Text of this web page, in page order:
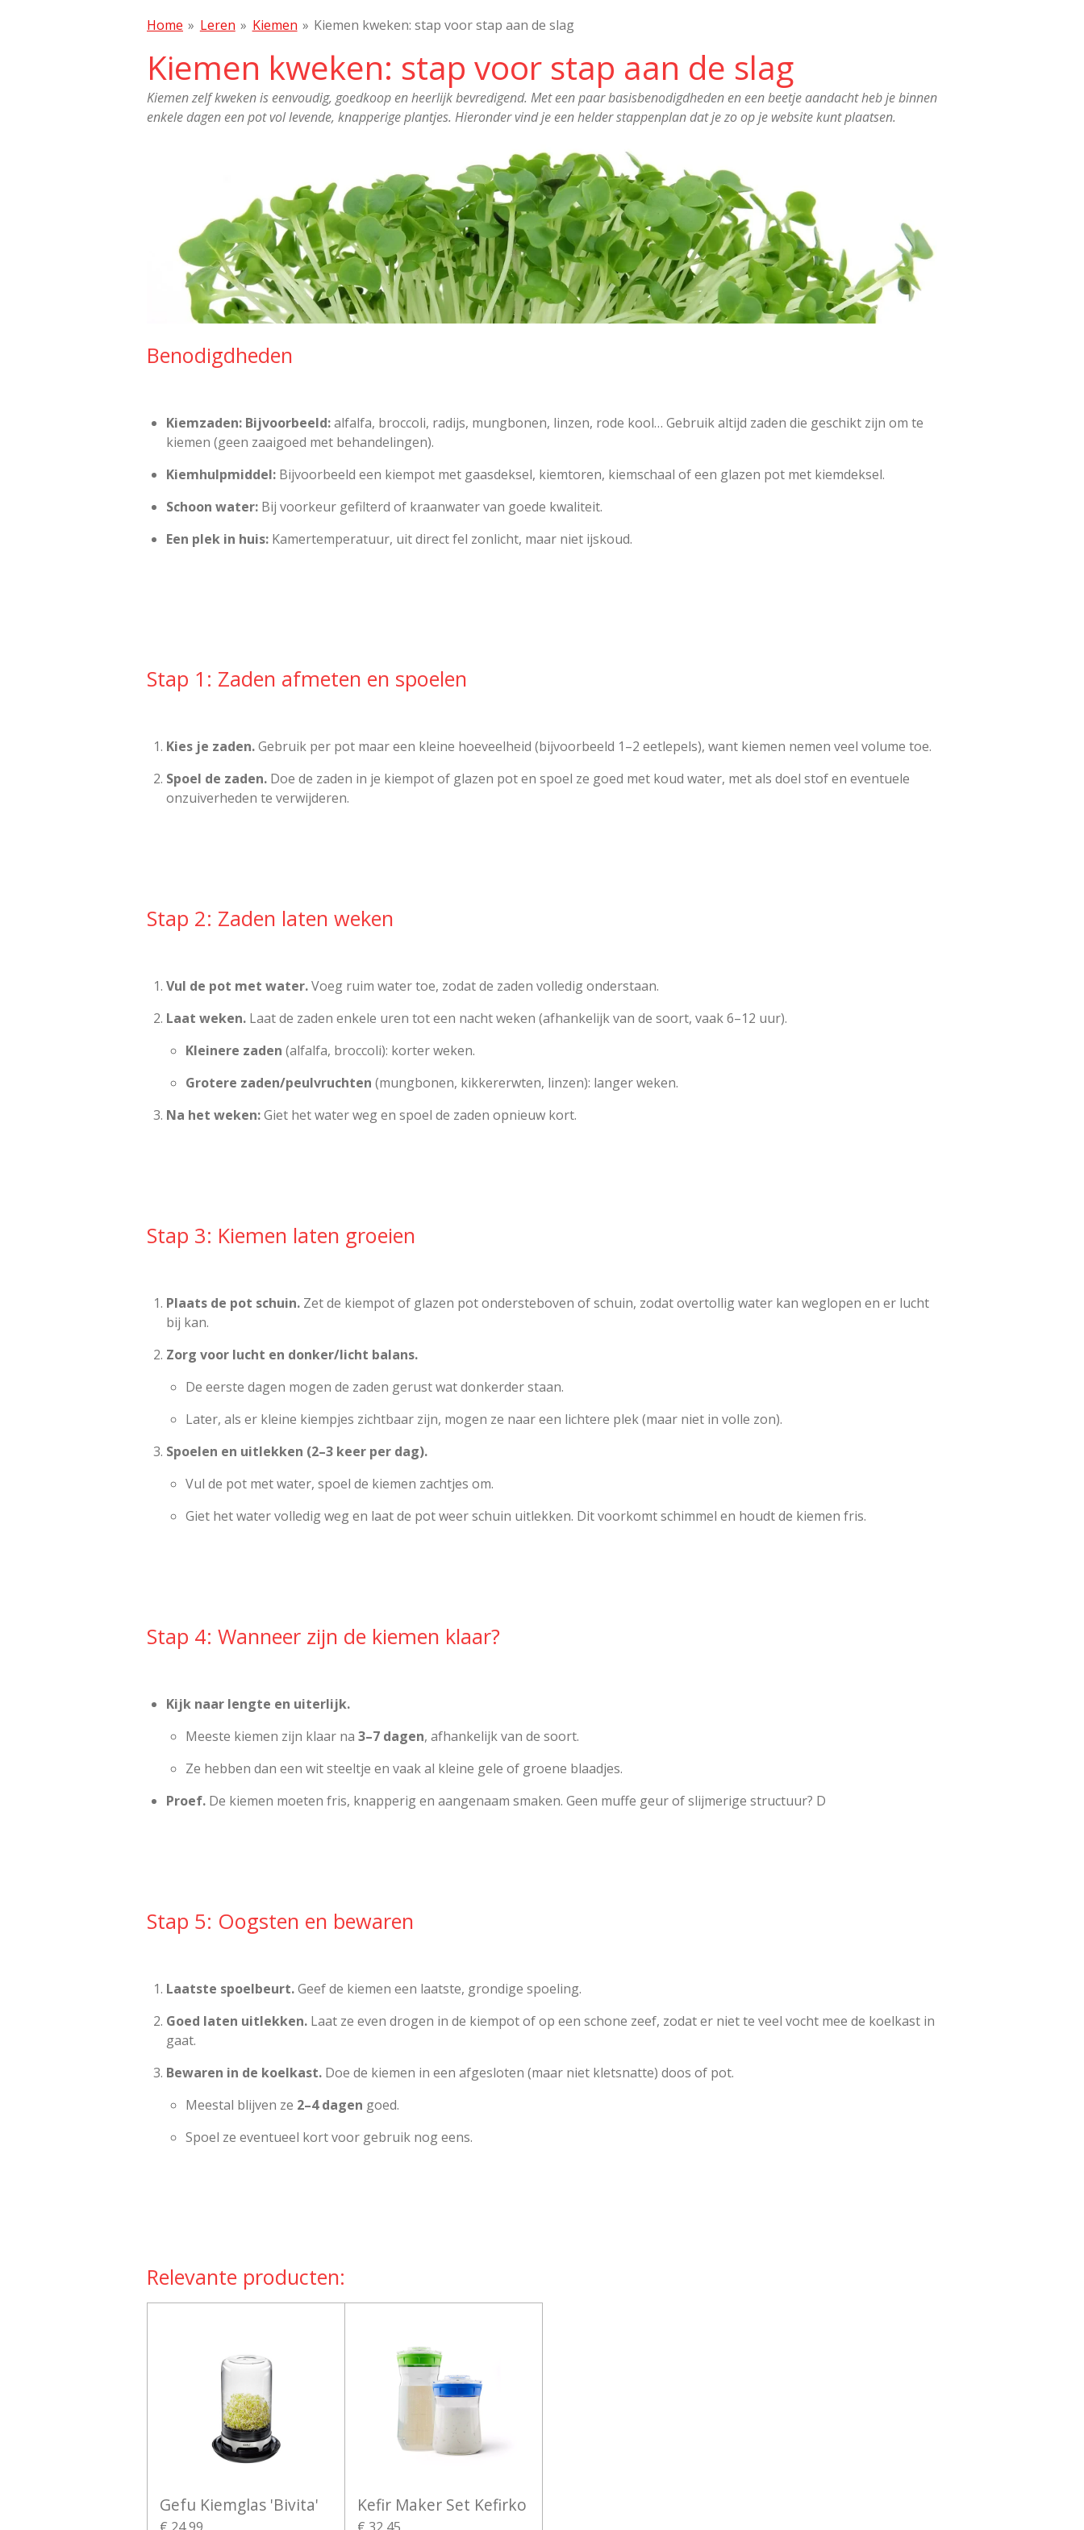
Home » Leren » Kiemen » Kiemen kweken: stap voor stap aan de slag
Kiemen kweken: stap voor stap aan de slag
Kiemen zelf kweken is eenvoudig, goedkoop en heerlijk bevredigend. Met een paar basisbenodigdheden en een beetje aandacht heb je binnen
enkele dagen een pot vol levende, knapperige plantjes. Hieronder vind je een helder stappenplan dat je zo op je website kunt plaatsen.
Benodigdheden
Kiemzaden: Bijvoorbeeld:alfalfa, broccoli, radijs, mungbonen, linzen, rode kool… Gebruik altijd zaden die geschikt zijn om te
kiemen (geen zaaigoed met behandelingen).
Kiemhulpmiddel: Bijvoorbeeld een kiempot met gaasdeksel, kiemtoren, kiemschaal of een glazen pot met kiemdeksel.
Schoon water: Bij voorkeur gefilterd of kraanwater van goede kwaliteit.
Een plek in huis: Kamertemperatuur, uit direct fel zonlicht, maar niet ijskoud.
Stap 1: Zaden afmeten en spoelen
Kies je zaden.Gebruik per pot maar een kleine hoeveelheid (bijvoorbeeld 1–2 eetlepels), want kiemen nemen veel volume toe.
Spoel de zaden. Doe de zaden in je kiempot of glazen pot en spoel ze goed met koud water, met als doel stof en eventuele
onzuiverheden te verwijderen.
Stap 2: Zaden laten weken
Vul de pot met water.Voeg ruim water toe, zodat de zaden volledig onderstaan.
Laat weken. Laat de zaden enkele uren tot een nacht weken (afhankelijk van de soort, vaak 6–12 uur).
Kleinere zaden (alfalfa, broccoli): korter weken.
Grotere zaden/peulvruchten (mungbonen, kikkererwten, linzen): langer weken.
Na het weken:Giet het water weg en spoel de zaden opnieuw kort.
Stap 3: Kiemen laten groeien
Plaats de pot schuin. Zet de kiempot of glazen pot ondersteboven of schuin, zodat overtollig water kan weglopen en er lucht
bij kan.
Zorg voor lucht en donker/licht balans.
De eerste dagen mogen de zaden gerust wat donkerder staan.
Later, als er kleine kiempjes zichtbaar zijn, mogen ze naar een lichtere plek (maar niet in volle zon).
Spoelen en uitlekken (2–3 keer per dag).
Vul de pot met water, spoel de kiemen zachtjes om.
Giet het water volledig weg en laat de pot weer schuin uitlekken. Dit voorkomt schimmel en houdt de kiemen fris.
Stap 4: Wanneer zijn de kiemen klaar?
Kijk naar lengte en uiterlijk.
Meeste kiemen zijn klaar na 3–7 dagen, afhankelijk van de soort.
Ze hebben dan een wit steeltje en vaak al kleine gele of groene blaadjes.
Proef. De kiemen moeten fris, knapperig en aangenaam smaken. Geen muffe geur of slijmerige structuur? D
Stap 5: Oogsten en bewaren
Laatste spoelbeurt.Geef de kiemen een laatste, grondige spoeling.
Goed laten uitlekken. Laat ze even drogen in de kiempot of op een schone zeef, zodat er niet te veel vocht mee de koelkast in
gaat.
Bewaren in de koelkast. Doe de kiemen in een afgesloten (maar niet kletsnatte) doos of pot.
Meestal blijven ze 2–4 dagen goed.
Spoel ze eventueel kort voor gebruik nog eens.
Relevante producten:
Gefu Kiemglas 'Bivita'
€ 24,99
Kefir Maker Set Kefirko
€ 32,45